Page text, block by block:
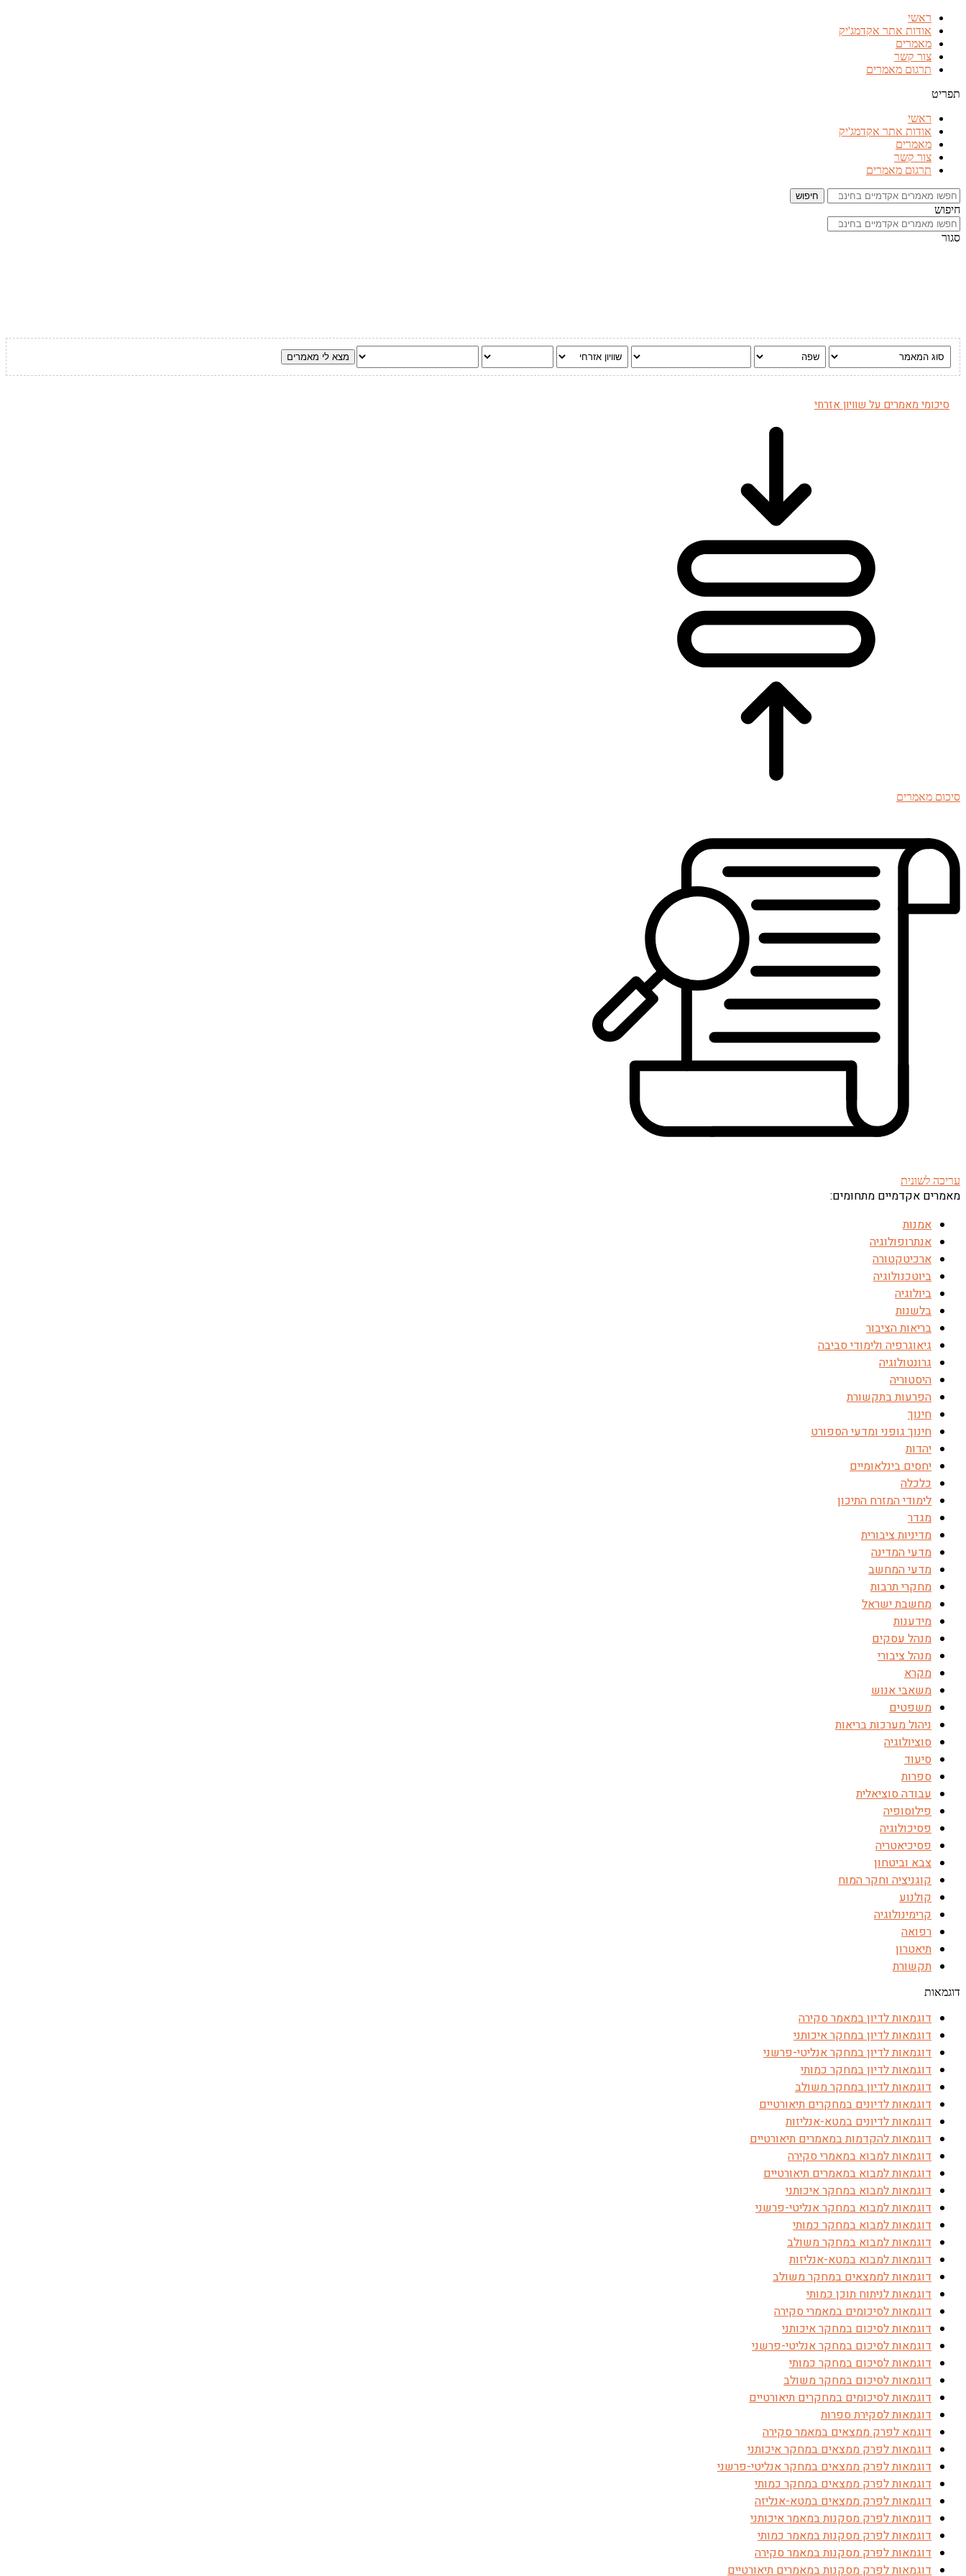
לתוכן
ראשי
אודות אתר אקדמג'יק
מאמרים
צור קשר
תרגום מאמרים
תפריט
ראשי
אודות אתר אקדמג'יק
מאמרים
צור קשר
תרגום מאמרים
חיפוש
חיפוש
סגור
סיכומי מאמרים על שוויון אזרחי
סיכום מאמרים
עריכה לשונית
מאמרים אקדמיים מתחומים:
אמנות
אנתרופולוגיה
ארכיטקטורה
ביוטכנולוגיה
ביולוגיה
בלשנות
בריאות הציבור
גיאוגרפיה ולימודי סביבה
גרונטולוגיה
היסטוריה
הפרעות בתקשורת
חינוך
חינוך גופני ומדעי הספורט
יהדות
יחסים בינלאומיים
כלכלה
לימודי המזרח התיכון
מגדר
מדיניות ציבורית
מדעי המדינה
מדעי המחשב
מחקרי תרבות
מחשבת ישראל
מידענות
מנהל עסקים
מנהל ציבורי
מקרא
משאבי אנוש
משפטים
ניהול מערכות בריאות
סוציולוגיה
סיעוד
ספרות
עבודה סוציאלית
פילוסופיה
פסיכולוגיה
פסיכיאטריה
צבא וביטחון
קוגניציה וחקר המוח
קולנוע
קרימינולוגיה
רפואה
תיאטרון
תקשורת
דוגמאות
דוגמאות לדיון במאמר סקירה
דוגמאות לדיון במחקר איכותני
דוגמאות לדיון במחקר אנליטי-פרשני
דוגמאות לדיון במחקר כמותי
דוגמאות לדיון במחקר משולב
דוגמאות לדיונים במחקרים תיאורטיים
דוגמאות לדיונים במטא-אנליזות
דוגמאות להקדמות במאמרים תיאורטיים
דוגמאות למבוא במאמרי סקירה
דוגמאות למבוא במאמרים תיאורטיים
דוגמאות למבוא במחקר איכותני
דוגמאות למבוא במחקר אנליטי-פרשני
דוגמאות למבוא במחקר כמותי
דוגמאות למבוא במחקר משולב
דוגמאות למבוא במטא-אנליזות
דוגמאות לממצאים במחקר משולב
דוגמאות לניתוח תוכן כמותי
דוגמאות לסיכומים במאמרי סקירה
דוגמאות לסיכום במחקר איכותני
דוגמאות לסיכום במחקר אנליטי-פרשני
דוגמאות לסיכום במחקר כמותי
דוגמאות לסיכום במחקר משולב
דוגמאות לסיכומים במחקרים תיאורטיים
דוגמאות לסקירת ספרות
דוגמא לפרק ממצאים במאמר סקירה
דוגמאות לפרק ממצאים במחקר איכותני
דוגמאות לפרק ממצאים במחקר אנליטי-פרשני
דוגמאות לפרק ממצאים במחקר כמותי
דוגמאות לפרק ממצאים במטא-אנליזה
דוגמאות לפרק מסקנות במאמר איכותני
דוגמאות לפרק מסקנות במאמר כמותי
דוגמאות לפרק מסקנות במאמר סקירה
דוגמאות לפרק מסקנות במאמרים תיאורטיים